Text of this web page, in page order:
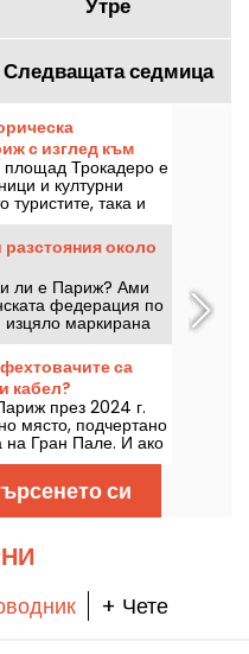
Следващата седмица
с изглед към
Трокадеро е
и културни
туристите, така и
благодарение на
кула.
разстояния около
ли е Париж? Ами
федерация по
маркирана
любители на
са
кабел?
през 2024 г.
място, подчертано
на Гран Пале. И ако
са прикрепени с
новина е, че
това! си
+ Чете